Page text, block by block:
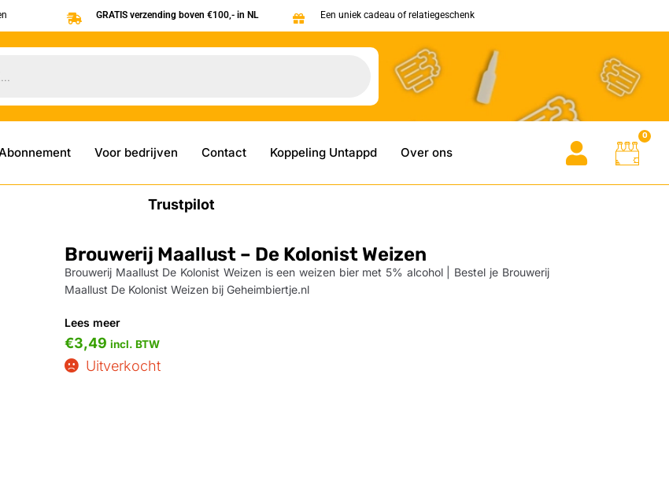
GRATIS verzending boven €100,- in NL Een uniek cadeau of relatiegeschenk
Voor bedrijven Contact Koppeling Untappd Over ons
0
Trustpilot
Brouwerij Maallust – De Kolonist Weizen
Brouwerij Maallust De Kolonist Weizen is een weizen bier met 5% alcohol | Bestel je Brouwerij
Maallust De Kolonist Weizen bij Geheimbiertje.nl
Lees meer
€3,49 incl. BTW
Uitverkocht